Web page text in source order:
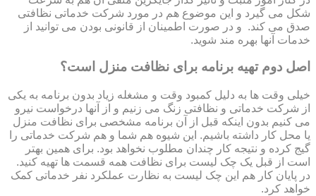
شکل می گیرد و این موضوع هم در مورد شرکت خدماتی نظافتی
صدق می کند. و در صورت اطمینان از قانونی بودن می توانید از
خدمات آنها بهره مند شوید.
اصل دوم تهیه برنامه برای نظافت منزل است؟
خیلی وقت ها به دلیل کمبود وقت و مشغله زیاد بدون برنامه به یکی
از شرکت خدماتی و نظافتی زنگ می زنیم و از آنها درخواست نیرو
می کنیم بدون اینکه قبل از آن برنامه مشخصی برای نظافت منزل
یا محل کار داشته باشیم. این شیوه هم شما و هم شرکت خدماتی را
گیج کرده و نتیجه کار چندان مطلوب نخواهد بود. برای همین بهتر
است از قبل یک چک لیست برای نظافت همه قسمت ها تهیه کنید.
در پایان کار هم این چک لیست به نظارت عملکرد نفر خدماتی کمک
خواهد کرد.